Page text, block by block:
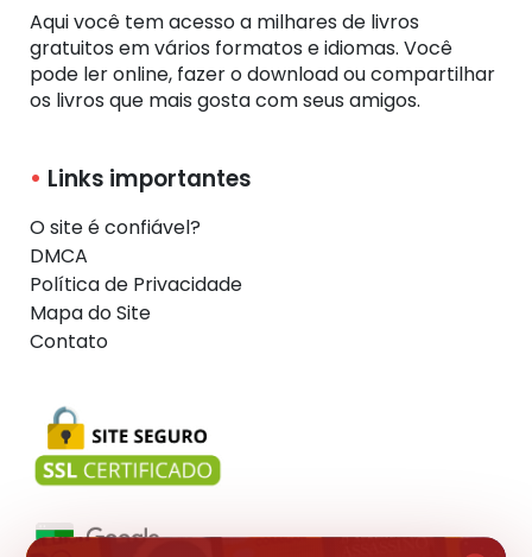
Aqui você tem acesso a milhares de livros
gratuitos em vários formatos e idiomas. Você
pode ler online, fazer o download ou compartilhar
os livros que mais gosta com seus amigos.
Links importantes
O site é confiável?
DMCA
Política de Privacidade
Mapa do Site
Contato